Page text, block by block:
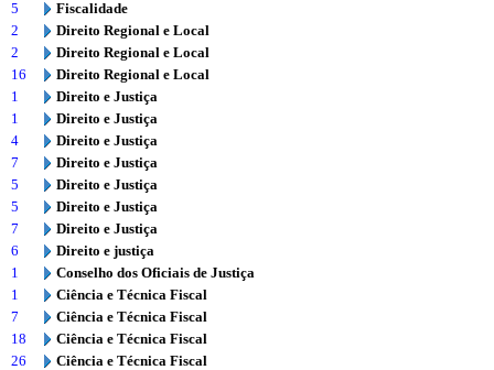
5
Fiscalidade
2
Direito Regional e Local
2
Direito Regional e Local
16
Direito Regional e Local
1
Direito e Justiça
1
Direito e Justiça
4
Direito e Justiça
7
Direito e Justiça
5
Direito e Justiça
5
Direito e Justiça
7
Direito e Justiça
6
Direito e justiça
1
Conselho dos Oficiais de Justiça
1
Ciência e Técnica Fiscal
7
Ciência e Técnica Fiscal
18
Ciência e Técnica Fiscal
26
Ciência e Técnica Fiscal